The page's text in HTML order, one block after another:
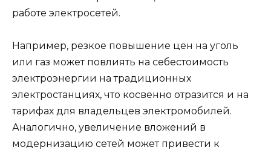
работе электросетей.
Например, резкое повышение цен на уголь
или газ может повлиять на себестоимость
электроэнергии на традиционных
электростанциях, что косвенно отразится и на
тарифах для владельцев электромобилей.
Аналогично, увеличение вложений в
модернизацию сетей может привести к